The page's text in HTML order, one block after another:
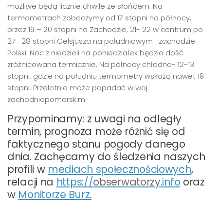
możliwe będą licznie chwile ze słońcem. Na
termometrach zobaczymy od 17 stopni na północy,
przez 19 – 20 stopni na Zachodzie, 21- 22 w centrum po
27- 28 stopni Celsjusza na południowym- zachodzie
Polski. Noc z niedzieli na poniedziałek będzie dość
zróżnicowana termicznie. Na północy chłodno- 12-13
stopni, gdzie na południu termometry wskażą nawet 19
stopni. Przelotnie może popadać w woj.
zachodniopomorskim.
Przypominamy: z uwagi na odległy
termin, prognoza może różnić się od
faktycznego stanu pogody danego
dnia. Zachęcamy do śledzenia naszych
profili w mediach społecznościowych,
relacji na https://obserwatorzy.info oraz
w Monitorze Burz.